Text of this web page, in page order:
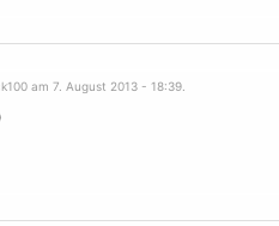
am 7. August 2013 - 18:39.